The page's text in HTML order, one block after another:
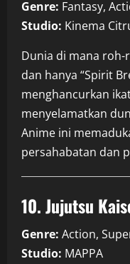
Genre: Fantasy,
Studio: Kinema
Dunia di mana
dan hanya “Spirit
menghancurkan
menyelamatkan
Anime ini
persahabatan dan
10. Jujutsu
Genre: Action,
Studio: MAPPA